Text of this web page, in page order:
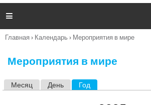
п

Вы
Главная › Календарь › Мероприятия в мире
Мероприятия в мире
Месяц День Год